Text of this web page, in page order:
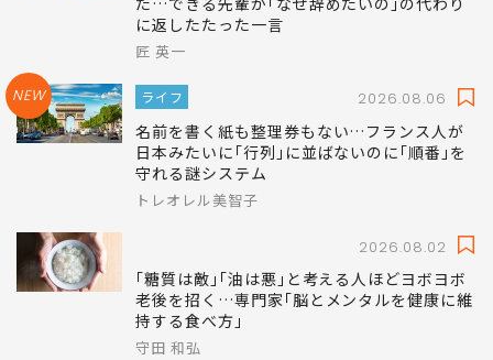
に返したたった一言
匠 英一
NEW ライフ 2026.08.06
名前を書く紙も整理券もない…フランス人が
日本みたいに｢行列｣に並ばないのに｢順番｣を
守れる謎システム
トレオレル美智子
2026.08.02
｢糖質は敵｣｢油は悪｣と考える人ほどヨボヨボ
老後を招く…専門家｢脳とメンタルを健康に維
持する食べ方｣
守田 和弘